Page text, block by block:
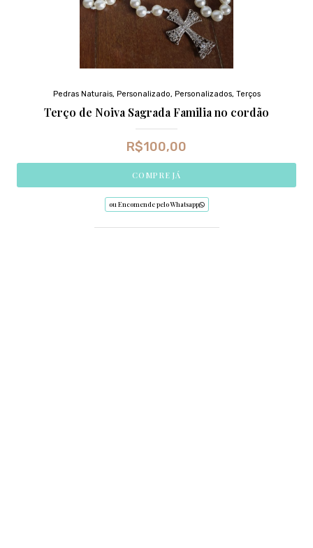
Pedras Naturais, Personalizado, Personalizados, Terços
Terço de Noiva Sagrada Familia no cordão
R$100,00
COMPRE JÁ
ou Encomende pelo Whatsapp